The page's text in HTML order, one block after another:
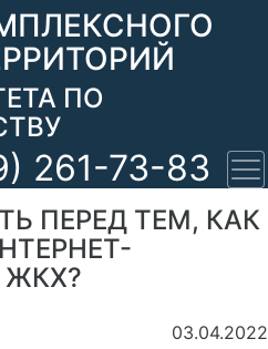
ПО
261-73-83
ПЕРЕД ТЕМ, КАК
ЖКХ?
03.04.2022